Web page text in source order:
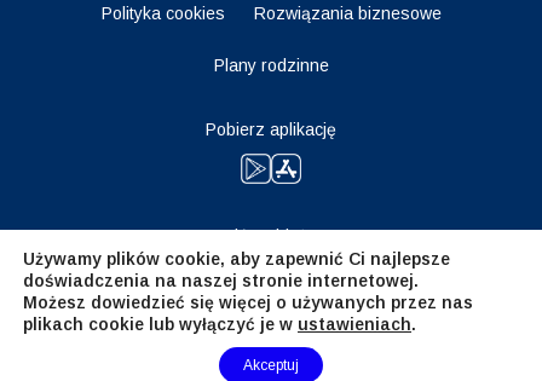
Polityka cookies Rozwiązania biznesowe
Plany rodzinne
Pobierz aplikację
Bądź na bieżąco
Używamy plików cookie, aby zapewnić Ci najlepsze
doświadczenia na naszej stronie internetowej.
Możesz dowiedzieć się więcej o używanych przez nas
plikach cookie lub wyłączyć je w ustawieniach.
Akceptuj